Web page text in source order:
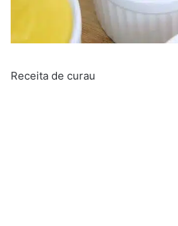
Receita de curau